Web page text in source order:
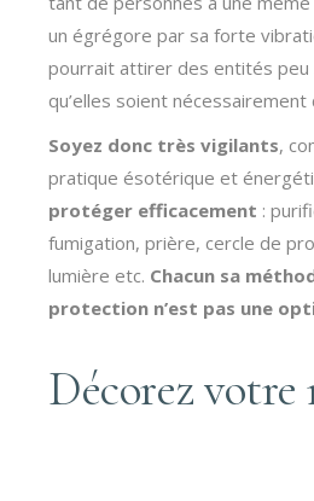
un égrégore par sa forte
pourrait attirer des entités peu
qu’elles soient nécessairement
Soyez donc très vigilants,
pratique ésotérique et
protéger efficacement :
fumigation, prière, cercle de
lumière etc. Chacun sa
protection n’est pas une
Décorez votre